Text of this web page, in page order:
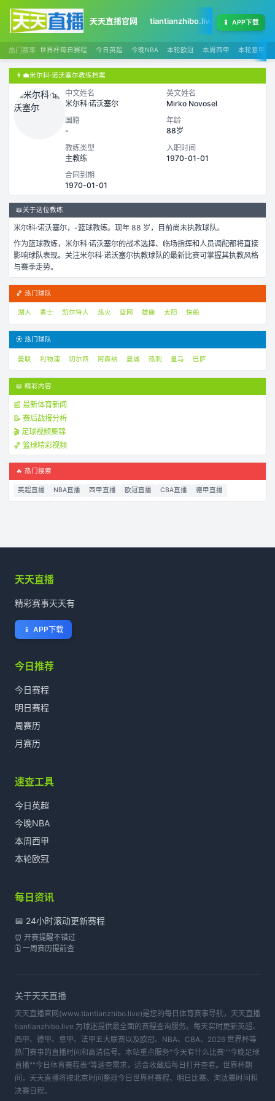
天天直播官网 tiantianzhibo.live 天天足球赛程
📱 APP下载
热门赛事 世界杯每日赛程 今日英超 今晚NBA 本轮欧冠 本周西甲 本轮意甲
👨‍💼米尔科·诺沃塞尔教练档案
中文姓名
米尔科·诺沃塞尔
英文姓名
Mirko Novosel
国籍
-
年龄
88岁
教练类型
主教练
入职时间
1970-01-01
合同到期
1970-01-01
📖关于这位教练
米尔科·诺沃塞尔， -篮球教练。 现年 88 岁，
目前尚未执教球队。
作为篮球教练， 米尔科·诺沃塞尔的战术选择、临场指挥和人员调配都将直接
影响球队表现。关注米尔科·诺沃塞尔执教球队的最新比赛可掌握其执教风格
与赛季走势。
🏀 热门球队
湖人 勇士 凯尔特人 热火 篮网 雄鹿 太阳 快船
⚽ 热门球队
曼联 利物浦 切尔西 阿森纳 曼城 热刺 皇马 巴萨
📖 精彩内容
📰 最新体育新闻
📝 赛后战报分析
🎬 足球视频集锦
🏀 篮球精彩视频
🔥 热门搜索
英超直播 NBA直播 西甲直播 欧冠直播 CBA直播 德甲直播
天天直播
精彩赛事天天有
📱 APP下载
今日推荐
今日赛程
明日赛程
周赛历
月赛历
速查工具
今日英超
今晚NBA
本周西甲
本轮欧冠
每日资讯
📅 24小时滚动更新赛程
⏰ 开赛提醒不错过
🗓️ 一周赛历提前查
关于天天直播
天天直播官网(www.tiantianzhibo.live)是您的每日体育赛事导航，天天直播
tiantianzhibo.live 为球迷提供最全面的赛程查询服务。每天实时更新英超、
西甲、德甲、意甲、法甲五大联赛以及欧冠、NBA、CBA、2026 世界杯等
热门赛事的直播时间和高清信号。本站重点服务"今天有什么比赛""今晚足球
直播""今日体育赛程表"等速查需求，适合收藏后每日打开查看。世界杯期
间，天天直播将按北京时间整理今日世界杯赛程、明日比赛、淘汰赛时间和
决赛日程。